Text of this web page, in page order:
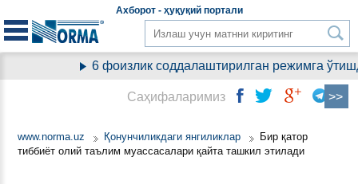
Aхборот - ҳуқуқийпортали
6 фоизлик соддалаштирилган режимга
www.norma.uz Қонунчиликдаги янгиликлар
Бир қатор
тиббиёт олий таълим муассасалари қайта ташкил этилади
Саҳифаларимиз